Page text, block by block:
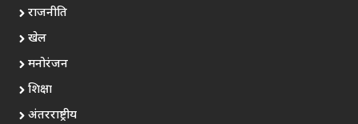
राजनीति
खेल
मनोरंजन
शिक्षा
अंतरराष्ट्रीय